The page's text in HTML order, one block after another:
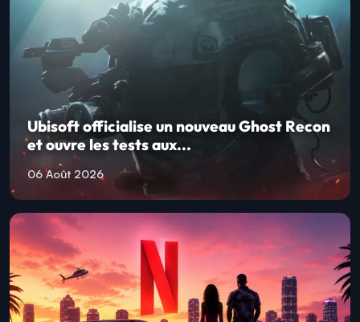
Ubisoft officialise un nouveau Ghost Recon
et ouvre les tests aux...
06 Août 2026